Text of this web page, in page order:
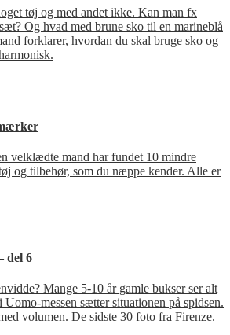
tøj og med andet ikke. Kan man fx
Og hvad med brune sko til en marineblå
forklarer, hvordan du skal bruge sko og
velklædte mand har fundet 10 mindre
og tilbehør, som du næppe kender. Alle er
del 6
Mange 5-10 år gamle bukser ser alt
messen sætter situationen på spidsen.
volumen. De sidste 30 foto fra Firenze.